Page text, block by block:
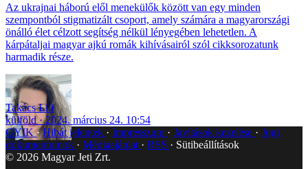
Az ukrajnai háború elől menekülők között van egy minden
szempontból stigmatizált csoport, amely számára a magyarországi
önálló élet célzott segítség nélkül lényegében lehetetlen. A
kárpátaljai magyar ajkú romák kihívásairól szól cikksorozatunk
harmadik része.
Takács Lili
külföld
2024. március 24. 10:54
GYIK Hibát jelentek Impresszum Javítások kezelése
Jogi
dokumentumok
Médiaajánlat RSS
Sütibeállítások
© 2026 Magyar Jeti Zrt.